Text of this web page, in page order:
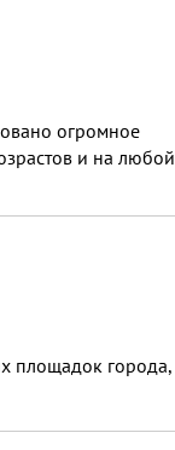
огромное
и на любой
площадок города,